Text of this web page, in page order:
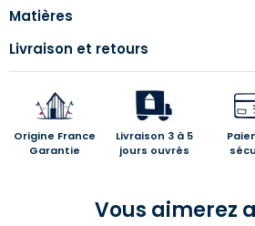
Matières
Livraison et retours
Origine France
Garantie
Livraison 3 à 5
jours ouvrés
Vous aimerez